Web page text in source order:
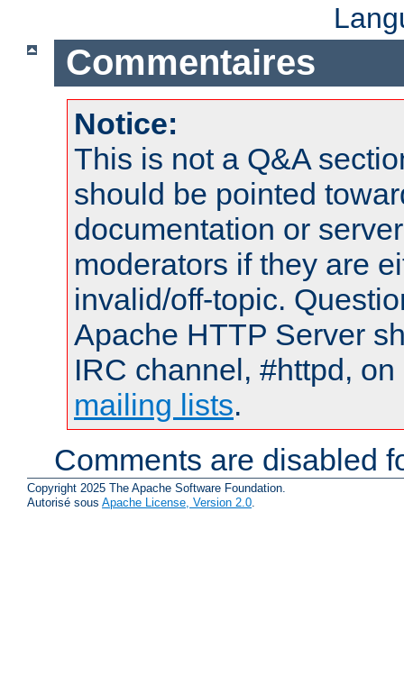
Commentaires
Notice:
This is not a Q&A
should be pointed
documentation or
moderators if they are
invalid/off-topic.
Apache HTTP Server
IRC channel, #httpd,
mailing lists.
Comments are disabled
Copyright 2025 The Apache Software Foundation.
Autorisé sous Apache License, Version 2.0